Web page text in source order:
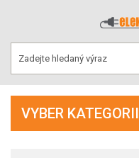
VYBER KATEGORII